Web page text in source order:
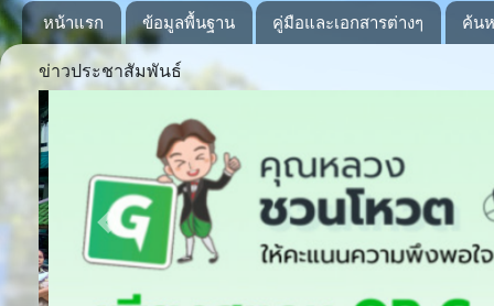
หน้าแรก ข้อมูลพื้นฐาน คู่มือและเอกสารต่างๆ ค้น
ข่าวประชาสัมพันธ์
Previous